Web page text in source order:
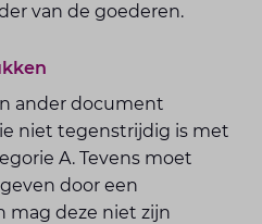
van de goederen.
ander document
niet tegenstrijdig is met
A. Tevens moet
door een
mag deze niet zijn